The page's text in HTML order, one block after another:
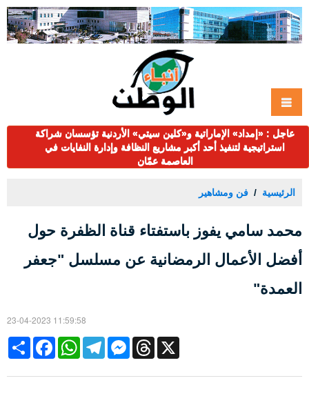
عاجل : «إمداد» الإماراتية و«كلين سيتي» الأردنية تؤسسان شراكة
استراتيجية لتنفيذ أحد أكبر مشاريع النظافة وإدارة النفايات في
العاصمة عمّان
الرئيسية فن ومشاهير
محمد سامي يفوز باستفتاء قناة الظفرة حول
أفضل الأعمال الرمضانية عن مسلسل "جعفر
العمدة"
23-04-2023 11:59:58
Share
FacebookWhatsAppTelegramMessengerThreads X